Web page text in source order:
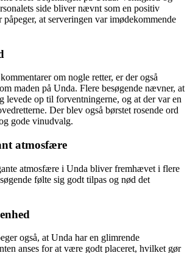
side bliver nævnt som en positiv
at serveringen var imødekommende
om nogle retter, er der også
maden på Unda. Flere besøgende nævner, at
levede op til forventningerne, og at der var en
Der blev også børstet rosende ord
gode vinudvalg.
atmosfære
atmosfære i Unda bliver fremhævet i flere
følte sig godt tilpas og nød det
også, at Unda har en glimrende
anses for at være godt placeret, hvilket gør